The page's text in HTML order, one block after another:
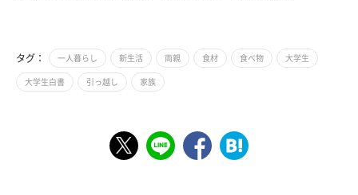
タグ： 一人暮らし 新生活 両親 食材 食べ物 大学生
大学生白書 引っ越し 家族